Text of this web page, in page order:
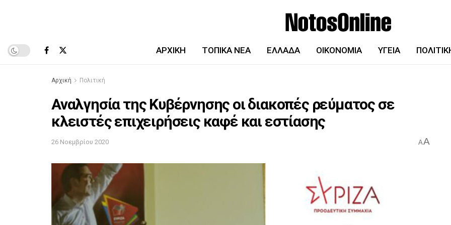
ΑΡΧΙΚΉ ΤΟΠΙΚΆ ΝΈΑ ΕΛΛΆΔΑ ΟΙΚΟΝΟΜΊΑ ΥΓΕΊΑ
Αρχική Πολιτική
Αναλγησία της Κυβέρνησης οι διακοπές ρεύματος σε
κλειστές επιχειρήσεις καφέ και εστίασης
26 Νοεμβρίου 2020 AA